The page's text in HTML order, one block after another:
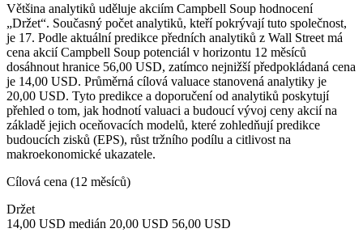
Většina analytiků uděluje akciím Campbell Soup hodnocení
„Držet“. Současný počet analytiků, kteří pokrývají tuto společnost,
je 17. Podle aktuální predikce předních analytiků z Wall Street má
cena akcií Campbell Soup potenciál v horizontu 12 měsíců
dosáhnout hranice 56,00 USD, zatímco nejnižší předpokládaná cena
je 14,00 USD. Průměrná cílová valuace stanovená analytiky je
20,00 USD. Tyto predikce a doporučení od analytiků poskytují
přehled o tom, jak hodnotí valuaci a budoucí vývoj ceny akcií na
základě jejich oceňovacích modelů, které zohledňují predikce
budoucích zisků (EPS), růst tržního podílu a citlivost na
makroekonomické ukazatele.
Cílová cena (12 měsíců)
Držet
14,00 USD medián 20,00 USD 56,00 USD